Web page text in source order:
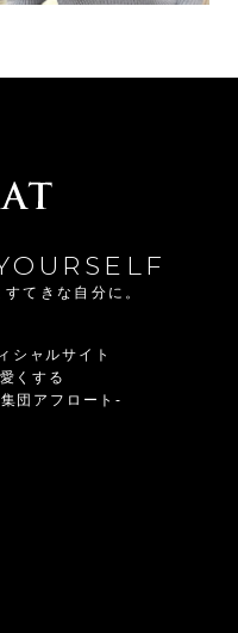
てきな自分に。
シャルサイト
くする
団アフロート-